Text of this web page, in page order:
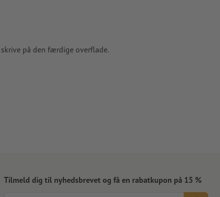
på den færdige overflade.
Tilmeld dig til nyhedsbrevet og få en rabatkupon på 15 %